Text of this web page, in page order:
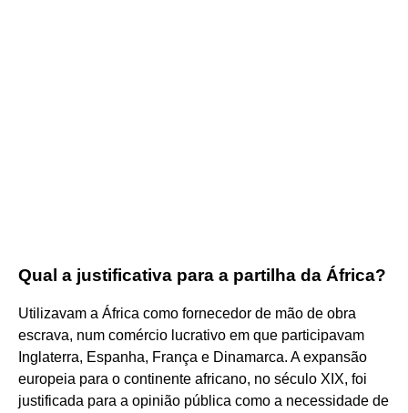
Qual a justificativa para a partilha da África?
Utilizavam a África como fornecedor de mão de obra
escrava, num comércio lucrativo em que participavam
Inglaterra, Espanha, França e Dinamarca. A expansão
europeia para o continente africano, no século XIX, foi
justificada para a opinião pública como a necessidade de